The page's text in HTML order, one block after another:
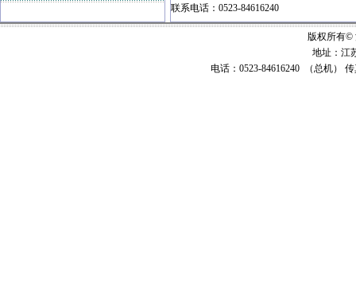
联系电话：0523-84616240
版权所有©
地址：江
电话：0523-84616240 （总机）